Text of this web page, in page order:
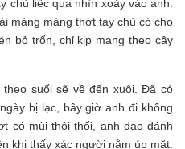
chủ liếc qua nhìn xoáy vào anh.
màng màng thớt tay chủ có cho
bỏ trốn, chỉ kịp mang theo cây
suối sẽ về đến xuôi. Đã có
bị lạc, bây giờ anh đi không
có mùi thôi thối, anh dạo đánh
khi thấy xác người nằm úp mặt.